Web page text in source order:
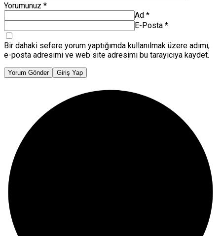
Yorumunuz *
Ad *
E-Posta *
Bir dahaki sefere yorum yaptığımda kullanılmak üzere adımı,
e-posta adresimi ve web site adresimi bu tarayıcıya kaydet.
Yorum Gönder Giriş Yap